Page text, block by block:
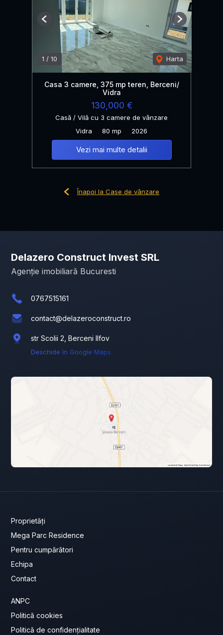
1 / 10 Harta
Previous Next
Casa 3 camere, 375 mp teren, Berceni/
Vidra
130,000 €
Casă / Vilă cu 3 camere de vânzare
Vidra
80 mp 2026
Vezi mai multe detalii
Înapoi la Case de vânzare
Delazero Construct Invest SRL
Agenție imobiliară Bucuresti
0767515161
contact@delazeroconstruct.ro
str Scolii 2, Berceni Ilfov
Deschide în Google Maps
Proprietăți
Mega Parc Residence
Pentru cumpărători
Echipa
Contact
ANPC
Politică cookies
Politică de confidențialitate